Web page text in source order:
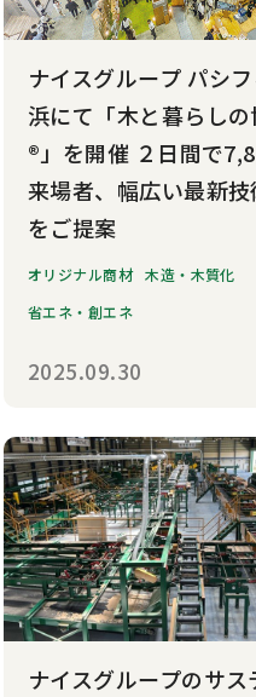
ナイスグループ パシ
浜にて「木と暮らし
®」を開催 ２日間で
来場者、幅広い最新
をご提案
オリジナル商材 木造・木質化
省エネ・創エネ
2025.09.30
ナイスグループのサス